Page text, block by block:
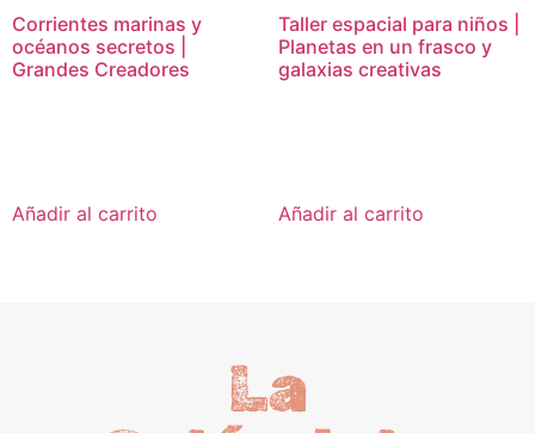
Corrientes marinas y
océanos secretos |
Grandes Creadores
Añadir al carrito
Taller espacial para niños |
Planetas en un frasco y
galaxias creativas
Añadir al carrito
La